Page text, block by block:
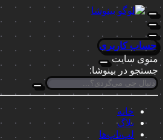
حساب کاربری
منوی سایت
جستجو در بینوشا:
خانه
بلاگ
لپ‌تاپ‌ها